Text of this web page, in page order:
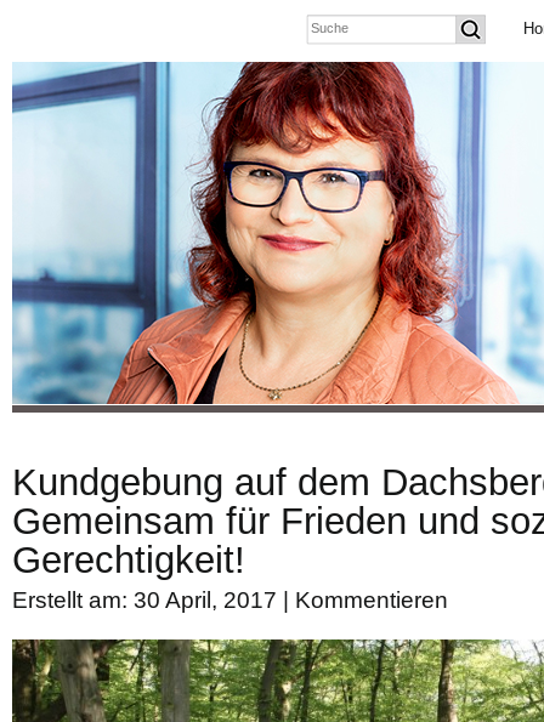
Kundgebung auf dem
Gemeinsam für Frieden und
Gerechtigkeit!
Erstellt am: 30 April, 2017 | Kommentieren